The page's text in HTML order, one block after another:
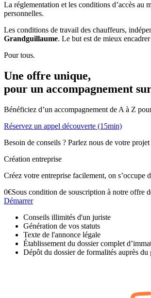
La réglementation et les conditions d’accès au
personnelles.
Les conditions de travail des chauffeurs,
Grandguillaume. Le but est de mieux
Pour tous.
Une offre unique,
pour un accompagnement
Bénéficiez d’un accompagnement de A à Z
Réservez un appel découverte (15min)
Besoin de conseils ? Parlez nous de votre
Création entreprise
Créez votre entreprise facilement, on s’occupe
0€Sous condition de souscription à notre offre
Démarrer
Conseils illimités d'un juriste
Génération de vos statuts
Texte de l'annonce légale
Établissement du dossier complet
Dépôt du dossier de formalités auprès du